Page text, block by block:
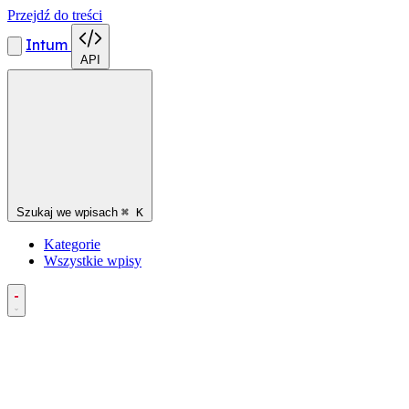
Przejdź do treści
Intum
API
Szukaj we wpisach ⌘ K
Kategorie
Wszystkie wpisy